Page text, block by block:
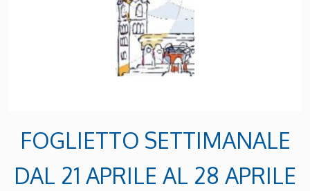
FOGLIETTO SETTIMANALE
DAL 21 APRILE AL 28 APRILE